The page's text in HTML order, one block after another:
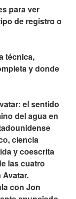
para ver
de registro o
técnica,
y donde
el sentido
del agua en
ciencia
y coescrita
las cuatro
con Jon